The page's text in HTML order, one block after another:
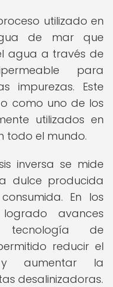
utilizado en
de mar que
agua a través de
para
impurezas. Este
como uno de los
utilizados en
todo el mundo.
inversa se mide
dulce producida
En los
avances
de
reducir el
y aumentar la
desalinizadoras.